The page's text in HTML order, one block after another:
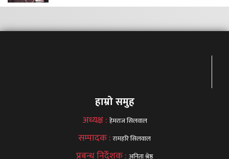
हाम्रो समुह
अध्यक्ष : हेमराज सिलवाल
सम्पादक :रामहरि सिलवाल
प्रबन्ध निर्देशक : अनिता श्रेष्ठ